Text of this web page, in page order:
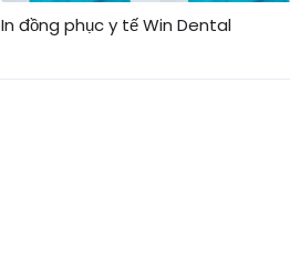
In đồng phục y tế Win Dental